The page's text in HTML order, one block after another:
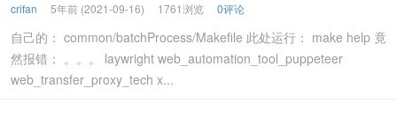
crifan 5年前 (2021-09-16) 1761浏览 0评论
自己的： common/batchProcess/Makefile 此处运行： make help 竟
然报错： 。。。 laywright web_automation_tool_puppeteer
web_transfer_proxy_tech x...